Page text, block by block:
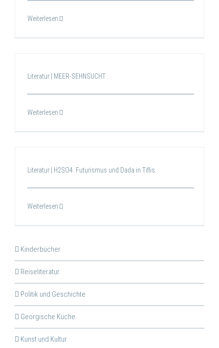
Weiterlesen
Literatur | MEER-SEHNSUCHT
Weiterlesen
Literatur | H2SO4. Futurismus und Dada in Tiflis.
Weiterlesen
Kinderbücher
Reiseliteratur
Politik und Geschichte
Georgische Küche
Kunst und Kultur